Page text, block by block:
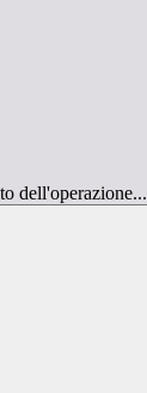
dell'operazione...